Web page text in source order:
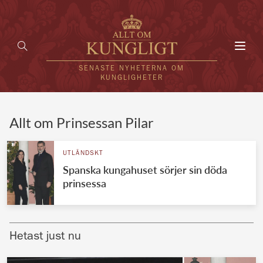
SENASTE NYHETERNA OM
KUNGLIGHETER
UTLÄNDSKT
VÄRLDENS KUNGAHUS
Allt om Prinsessan Pilar
UTLÄNDSKT
Spanska kungahuset sörjer sin döda
prinsessa
Hetast just nu